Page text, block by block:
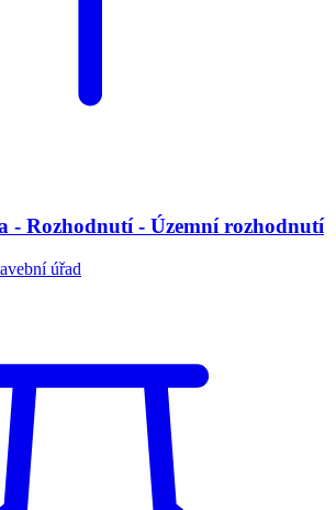
- Rozhodnutí - Územní rozhodnutí
úřad